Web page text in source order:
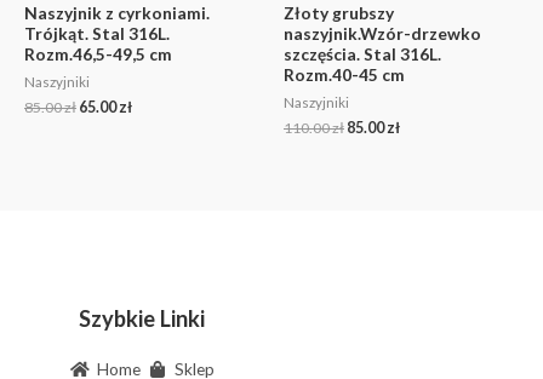
Naszyjnik z cyrkoniami.
Trójkąt. Stal 316L.
Rozm.46,5-49,5 cm
Naszyjniki
85.00zł 65.00zł
Złoty grubszy
naszyjnik.Wzór-drzewko
szczęścia. Stal 316L.
Rozm.40-45 cm
Naszyjniki
110.00zł 85.00zł
Szybkie Linki
Home Sklep